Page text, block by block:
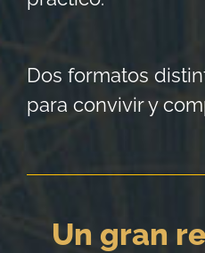
Dos formatos
para convivir y
Un gran